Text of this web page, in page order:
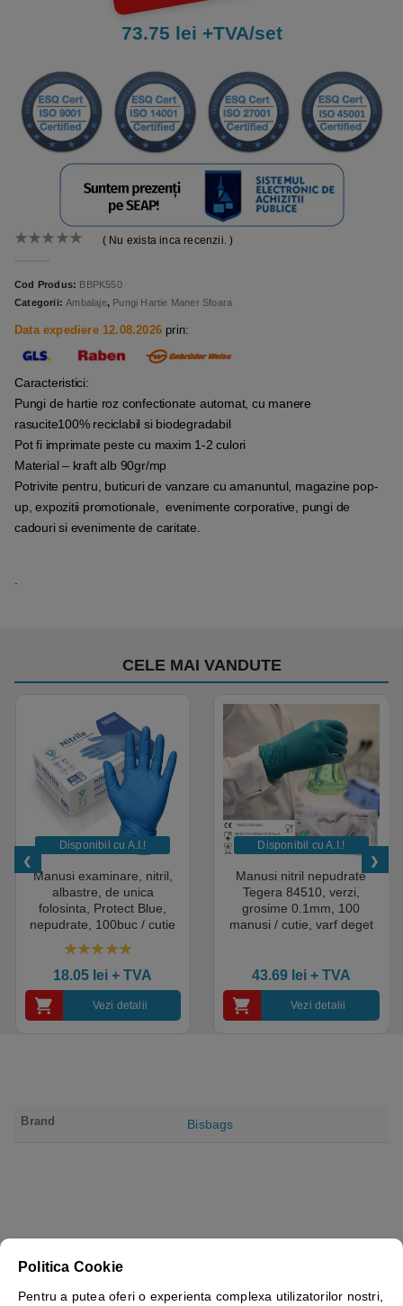
( Nu exista inca recenzii. )
Cod Produs: BBPK550
Categorii:Ambalaje, Pungi Hartie Maner Sfoara
Data expediere 12.08.2026 prin:
Caracteristici:
Pungi de hartie roz confectionate automat, cu manere
rasucite100% reciclabil si biodegradabil
Pot fi imprimate peste cu maxim 1-2 culori
Material – kraft alb 90gr/mp
Potrivite pentru, buticuri de vanzare cu amanuntul, magazine pop-
up, expozitii promotionale, evenimente corporative, pungi de
cadouri si evenimente de caritate.
73.75 lei +TVA/set
CELE MAI VANDUTE
Disponibil cu A.I.​!
Manusi examinare, nitril,
albastre, de unica
folosinta, Protect Blue,
nepudrate, 100buc / cutie
pentru medical, HoReCa,
saloane si domeniul
industrial, calitate premium
18.05 lei + TVA
Vezi detalii
Disponibil cu A.I.​!
Manusi nitril nepudrate
Tegera 84510, verzi,
grosime 0.1mm, 100
manusi / cutie, varf deget
43.69 lei+ TVA
Vezi detalii
Brand Bisbags
Politica Cookie
Pentru a putea oferi o experienta complexa utilizatorilor nostri,